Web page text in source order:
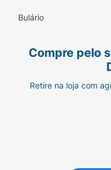
Bulário
Compre pelo
Retire na loja com